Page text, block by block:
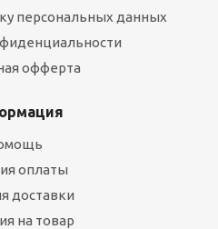
персональных данных
офферта
оплаты
доставки
на товар